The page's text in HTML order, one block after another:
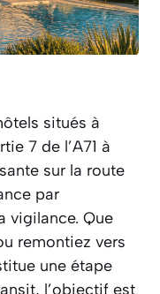
situés à
7 de l’A71 à
sur la route
par
vigilance. Que
remontiez vers
une étape
l’objectif est